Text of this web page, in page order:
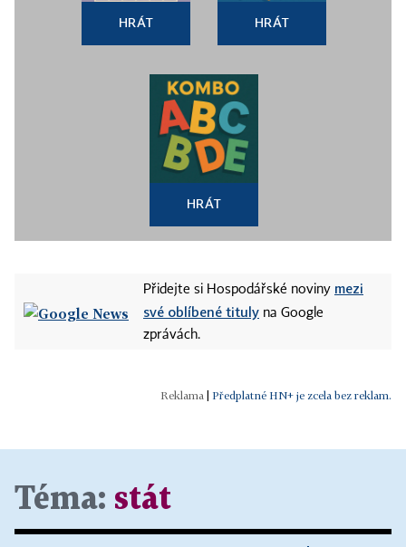
HRÁT HRÁT
HRÁT
Přidejte si Hospodářské noviny mezi
své oblíbené tituly na Google
zprávách.
Předplatné HN+ je zcela bez reklam.
Téma: stát